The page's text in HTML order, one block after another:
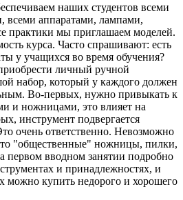
наших студентов всеми
всеми аппаратами, лампами,
практики мы приглашаем моделей.
курса. Часто спрашивают: есть
у учащихся во время обучения?
личный ручной
набор, который у каждого должен
Во-первых, нужно привыкать к
и ножницами, это влияет на
инструмент подвергается
очень ответственно. Невозможно
то "общественные" ножницы, пилки,
первом вводном занятии подробно
и принадлежностях, и
можно купить недорого и хорошего